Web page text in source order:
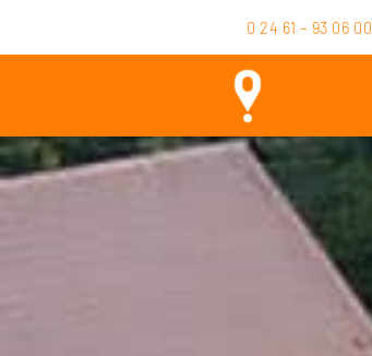
0 24 61 – 93 06 00